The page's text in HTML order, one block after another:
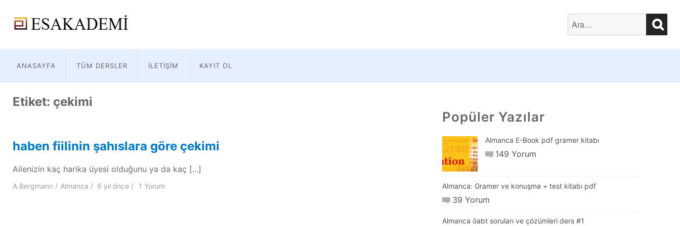
for:
ANASAYFA TÜM DERSLER İLETIŞIM KAYIT OL
Etiket: çekimi
haben fiilinin şahıslara göre çekimi
Ailenizin kaç harika üyesi olduğunu ya da kaç [...]
A.Bergmann Almanca 6 yıl önce 1 Yorum
Popüler Yazılar
Almanca E-Book pdf gramer kitabı
149 Yorum
Almanca: Gramer ve konuşma + test kitabı pdf
39 Yorum
Almanca öabt soruları ve çözümleri ders #1